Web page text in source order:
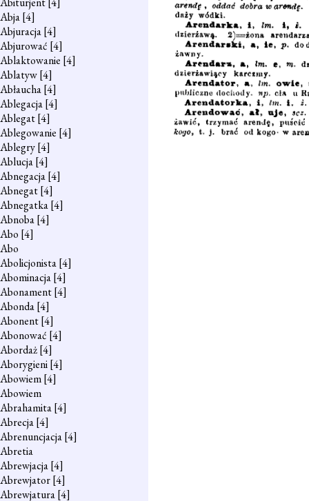
Abja[4]
Abjuracja[4]
Abjurować [4]
Ablaktowanie [4]
Ablatyw[4]
Abłaucha[4]
Ablegacja[4]
Ablegat[4]
Ablegowanie [4]
Ablegry[4]
Ablucja[4]
Abnegacja[4]
Abnegat[4]
Abnegatka[4]
Abnoba[4]
Abo [4]
Abo
Abolicjonista[4]
Abominacja[4]
Abonament[4]
Abonda[4]
Abonent[4]
Abonować [4]
Abordaż[4]
Aborygieni[4]
Abowiem[4]
Abowiem
Abrahamita[4]
Abrecja[4]
Abrenuncjacja[4]
Abretia
Abrewjacja[4]
Abrewjator[4]
Abrewjatura[4]